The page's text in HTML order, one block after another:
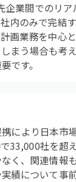
業間でのリ
内のみで完
画業務を中心
まう場合も考
です。
により日本市
33,000社を
く、関連情報
績について事